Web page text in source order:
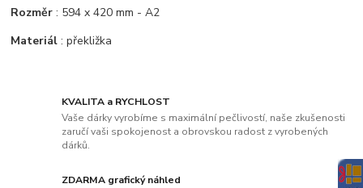
KVALITA a RYCHLOST
Vaše dárky vyrobíme s maximální pečlivostí, naše zkušenosti
zaručí vaši spokojenost a obrovskou radost z vyrobených
dárků.
ZDARMA grafický náhled
Rozměr : 594 x 420 mm - A2
Materiál : překližka